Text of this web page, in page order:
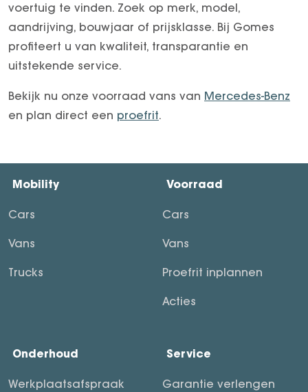
voertuig te vinden. Zoek op merk, model,
aandrijving, bouwjaar of prijsklasse. Bij Gomes
profiteert u van kwaliteit, transparantie en
uitstekende service.
Bekijk nu onze voorraad vans van Mercedes-Benz
en plan direct een proefrit.
Mobility
Cars
Vans
Trucks
Voorraad
Cars
Vans
Proefrit inplannen
Acties
Onderhoud
Werkplaatsafspraak
Service
Garantie verlengen